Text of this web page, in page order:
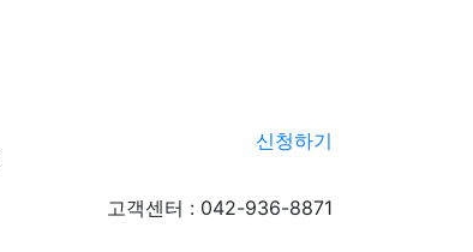
신청하기
고객센터 : 042-936-8871